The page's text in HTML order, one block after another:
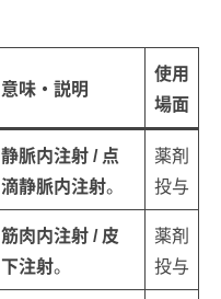
意味・説明
使用
場面
静脈内注射 / 点
滴静脈内注射。
薬剤
投与
筋肉内注射 / 皮
下注射。
薬剤
投与